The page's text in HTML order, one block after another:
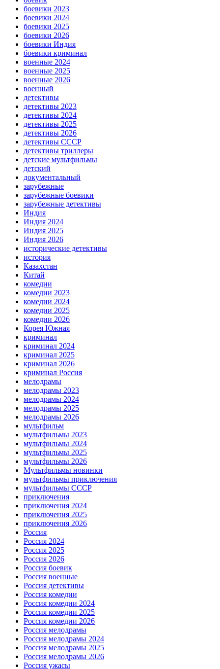
боевики 2023
боевики 2024
боевики 2025
боевики 2026
боевики Индия
боевики криминал
военные 2024
военные 2025
военные 2026
военный
детективы
детективы 2023
детективы 2024
детективы 2025
детективы 2026
детективы СССР
детективы триллеры
детские мультфильмы
детский
документальный
зарубежные
зарубежные боевики
зарубежные детективы
Индия
Индия 2024
Индия 2025
Индия 2026
исторические детективы
история
Казахстан
Китай
комедии
комедии 2023
комедии 2024
комедии 2025
комедии 2026
Корея Южная
криминал
криминал 2024
криминал 2025
криминал 2026
криминал Россия
мелодрамы
мелодрамы 2023
мелодрамы 2024
мелодрамы 2025
мелодрамы 2026
мультфильм
мультфильмы 2023
мультфильмы 2024
мультфильмы 2025
мультфильмы 2026
Мультфильмы новинки
мультфильмы приключения
мультфильмы СССР
приключения
приключения 2024
приключения 2025
приключения 2026
Россия
Россия 2024
Россия 2025
Россия 2026
Россия боевик
Россия военные
Россия детективы
Россия комедии
Россия комедии 2024
Россия комедии 2025
Россия комедии 2026
Россия мелодрамы
Россия мелодрамы 2024
Россия мелодрамы 2025
Россия мелодрамы 2026
Россия ужасы